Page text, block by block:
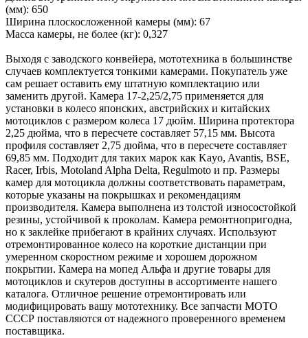
(мм): 650
Ширина плоскосложенной камеры (мм): 67
Масса камеры, не более (кг): 0,327
Выходя с заводского конвейера, мототехника в большинстве
случаев комплектуется тонкими камерами. Покупатель уже
сам решает оставить ему штатную комплектацию или
заменить другой. Камера 17-2,25/2,75 применяется для
установки в колесо японских, австрийских и китайских
мотоциклов с размером колеса 17 дюйм. Ширина протектора
2,25 дюйма, что в пересчете составляет 57,15 мм. Высота
профиля составляет 2,75 дюйма, что в пересчете составляет
69,85 мм. Подходит для таких марок как Kayo, Avantis, BSE,
Racer, Irbis, Motoland Alpha Delta, Regulmoto и пр. Размеры
камер для мотоцикла должны соответствовать параметрам,
которые указаны на покрышках и рекомендациям
производителя. Камера выполнена из толстой износостойкой
резины, устойчивой к проколам. Камера ремонтнопригодна,
но к заклейке прибегают в крайних случаях. Используют
отремонтированное колесо на короткие дистанции при
умеренном скоростном режиме и хорошем дорожном
покрытии. Камера на мопед Альфа и другие товары для
мотоциклов и скутеров доступны в ассортименте нашего
каталога. Отличное решение отремонтировать или
модифицировать вашу мототехнику. Все запчасти МОТО
СССР поставляются от надежного проверенного временем
поставщика.